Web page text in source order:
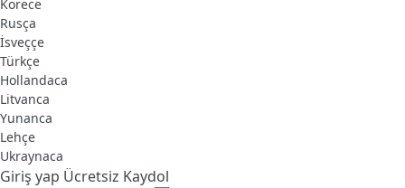
Korece
Rusça
İsveççe
Türkçe
Hollandaca
Litvanca
Yunanca
Lehçe
Ukraynaca
Giriş yap Ücretsiz Kaydol